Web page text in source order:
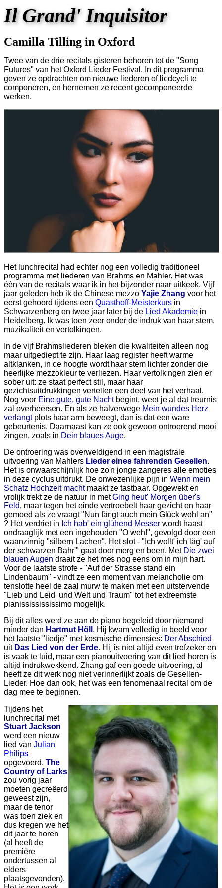
Il Grand' Inquisitor
Camilla Tilling in Oxford
Twee van de drie recitals gisteren behoren tot de "Song
Futures" van het Oxford Lieder Festival. In dit programma
geven ze opdrachten om nieuwe liederen of liedcycli te
componeren, en hernemen ze recent gecomponeerde
werken.
Het lunchrecital had echter nog een volledig traditioneel
programma met liederen van Brahms en Mahler. Het was
één van de recitals waar ik in het bijzonder naar uitkeek. Vijf
jaar geleden heb ik de Chinese mezzo Yajie Zhang voor het
eerst gehoord tijdens een Quasthoff-Meisterkurs in
Schwarzenberg en twee jaar later bij de Lied Akademie in
Heidelberg. Ik was toen zeer onder de indruk van haar stem,
muzikaliteit en vertolkingen.
In de vijf Brahmsliederen bleken die kwaliteiten alleen nog
maar uitgediept te zijn. Haar laag register heeft warme
altklanken, in de hoogte wordt haar stem lichter zonder die
heerlijke mezzokleur te verliezen. Haar vertolkingen zien er
sober uit: ze staat perfect stil, maar haar
gezichtsuitdrukkingen vertellen een deel van het verhaal.
Nog voor Eine gute, gute Nachtbegint, weet je al dat treurnis
zal overheersen. En als ze halverwege Mein wundes Herz
verlangtplots haar arm beweegt, dan is dat een ware
gebeurtenis. Daarnaast kan ze ook gewoon ontroerend mooi
zingen, zoals in Dein blaues Auge.
De ontroering was overweldigend in een magistrale
uitvoering van Mahlers Lieder eines fahrenden Gesellen.
Het is onwaarschijnlijk hoe zo'n jonge zangeres alle emoties
in deze cyclus uitdrukt. De onwezenlijke pijn in Wenn mein
Schatz Hochzeit machtmaakt ze tastbaar. Opgewekt en
vrolijk trekt ze de natuur in metGing heut' Morgen über's
Feld, maar tegen het einde vertroebelt haar gezicht en haar
gemoed als ze vraagt "Nun fängt auch mein Glück wohl an"
? Het verdriet in Ich hab' ein glühend Messer wordt haast
ondraaglijk met een ingehouden "O weh!", gevolgd door een
waanzinnig "silbern Lachen". Het slot - "Ich wollt' ich läg' auf
der schwarzen Bahr'" gaat door merg en been. Met Die zwei
blauen Augen draait ze het mes nog eens om in mijn hart.
Voor de laatste strofe - "Auf der Strasse stand ein
Lindenbaum" - vindt ze een moment van melancholie om
tenslotte heel de zaal murw te maken met een uitstervende
"Lieb und Leid, und Welt und Traum" tot het extreemste
pianississississimo mogelijk.
Bij dit alles werd ze aan de piano begeleid door niemand
minder dan Hartmut Höll . Hij kwam volledig in beeld voor
het laatste "liedje" met kosmische dimensies: Der Abschied
uit Das Lied von der Erde. Hij is niet altijd even trefzeker en
is vaak te luid, maar een pianouitvoering van dit lied horen is
altijd indrukwekkend. Zhang gaf een goede uitvoering, al
heeft ze dit werk nog niet verinnerlijkt zoals de Gesellen-
Lieder. Hoe dan ook, het was een fenomenaal recital om de
dag mee te beginnen.
Tijdens het
lunchrecital met
Stuart Jackson
werd een nieuw
lied van Julian
Philips
opgevoerd. The
Country of Larks
zou vorig jaar
moeten gecreëerd
geweest zijn,
maar de tenor
was toen ziek en
dus kregen we het
dit jaar te horen
(al heeft de
première
ondertussen al
elders
plaatsgevonden).